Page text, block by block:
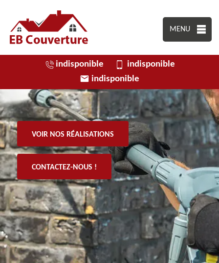
MENU
indisponible
indisponible
indisponible
VOIR NOS RÉALISATIONS
CONTACTEZ-NOUS !